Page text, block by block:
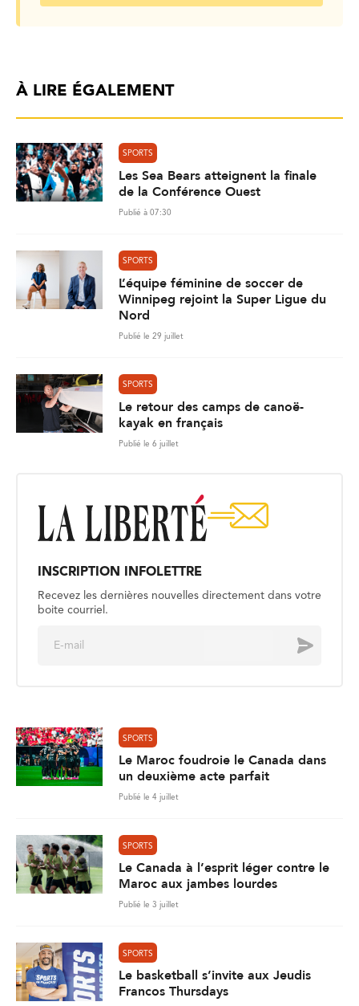
À LIRE ÉGALEMENT
SPORTS
Les Sea Bears atteignent la finale
de la Conférence Ouest
Publié à 07:30
SPORTS
L’équipe féminine de soccer de
Winnipeg rejoint la Super Ligue du
Nord
Publié le 29 juillet
SPORTS
Le retour des camps de canoë-
kayak en français
Publié le 6 juillet
INSCRIPTION INFOLETTRE
Recevez les dernières nouvelles directement dans votre
boite courriel.
Envoyer
SPORTS
Le Maroc foudroie le Canada dans
un deuxième acte parfait
Publié le 4 juillet
SPORTS
Le Canada à l’esprit léger contre le
Maroc aux jambes lourdes
Publié le 3 juillet
SPORTS
Le basketball s’invite aux Jeudis
Francos Thursdays